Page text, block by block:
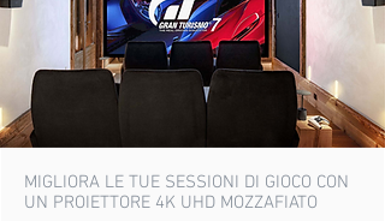
MIGLIORA LE TUE SESSIONI DI GIOCO CON
UN PROIETTORE 4K UHD MOZZAFIATO